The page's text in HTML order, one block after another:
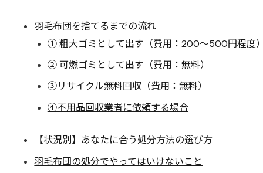
羽毛布団を捨てるまでの流れ
① 粗大ゴミとして出す（費用：200〜500円程度
② 可燃ゴミとして出す（費用：無料）
③リサイクル無料回収（費用：無料）
④不用品回収業者に依頼する場合
【状況別】あなたに合う処分方法の選び方
羽毛布団の処分でやってはいけないこと